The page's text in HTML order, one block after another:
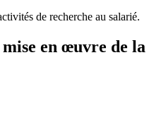
de recherche au salarié.
en œuvre de la